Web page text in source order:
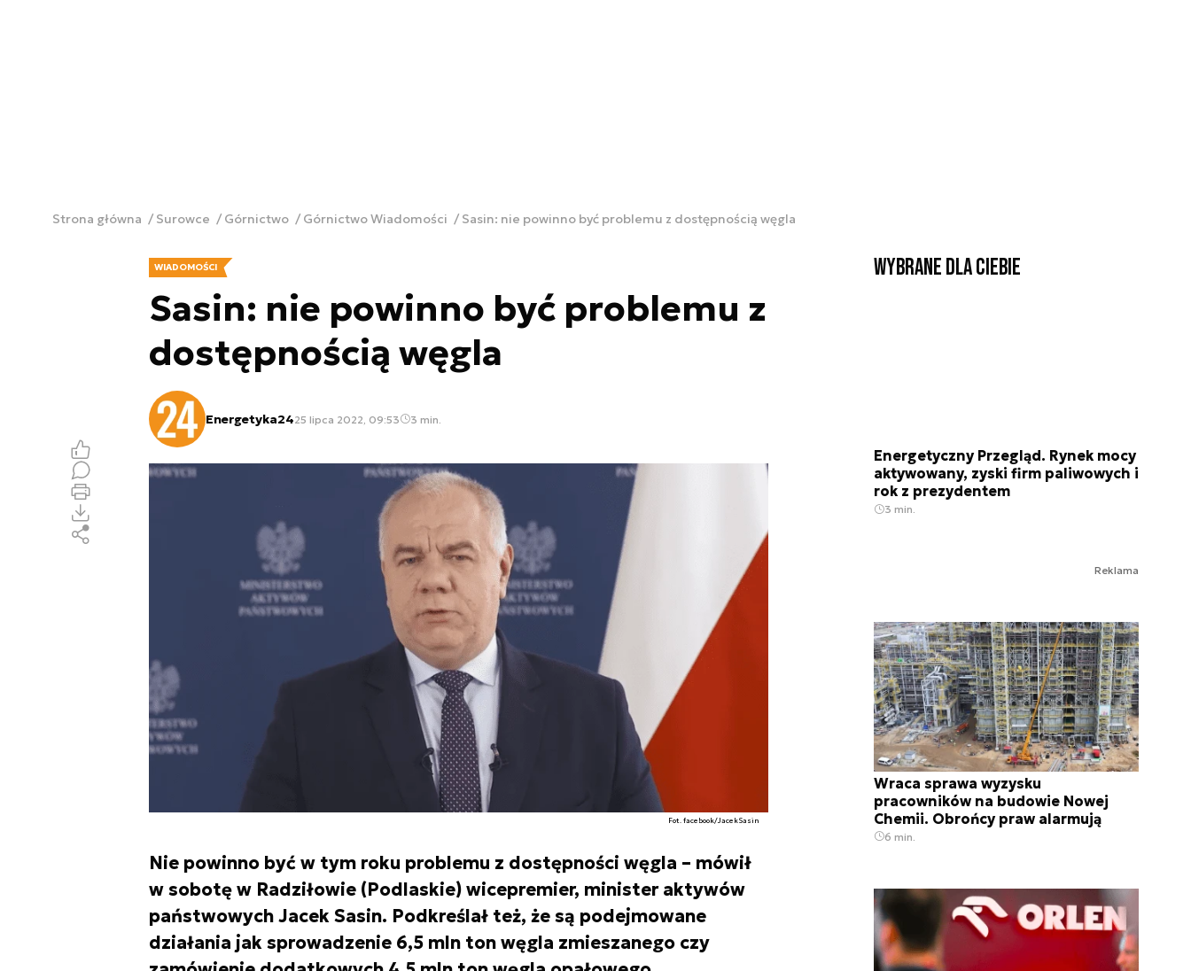
Strona główna Surowce Górnictwo Górnictwo Wiadomości Sasin: nie powinno być problemu z dostępnością węgla
WIADOMOŚCI
Sasin: nie powinno być problemu z
dostępnością węgla
Energetyka2425 lipca 2022, 09:53 3 min.
Fot. facebook/JacekSasin
Nie powinno być w tym roku problemu z dostępności węgla – mówił
w sobotę w Radziłowie (Podlaskie) wicepremier, minister aktywów
państwowych Jacek Sasin. Podkreślał też, że są podejmowane
działania jak sprowadzenie 6,5 mln ton węgla zmieszanego czy
Wybrane dla Ciebie
Energetyczny Przegląd. Rynek mocy
aktywowany, zyski firm paliwowych i
rok z prezydentem
3 min.
Reklama
Wraca sprawa wyzysku
pracowników na budowie Nowej
Chemii. Obrońcy praw alarmują
6 min.